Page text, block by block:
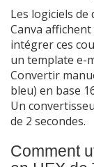
Les logiciels
Canva
intégrer ces
un template e-
Convertir
bleu) en base
Un
de 2 secondes.
Comment